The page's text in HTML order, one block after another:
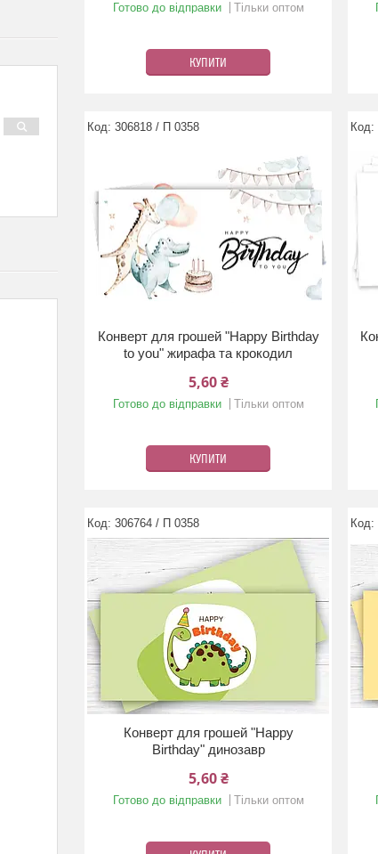
Готово до відправки Тільки оптом
КУПИТИ
306818 / П 0358
Конверт для грошей "Happy Birthday
to you" жирафа та крокодил
5,60 ₴
Готово до відправки Тільки оптом
КУПИТИ
306764 / П 0358
Конверт для грошей "Happy
Birthday" динозавр
5,60 ₴
Готово до відправки Тільки оптом